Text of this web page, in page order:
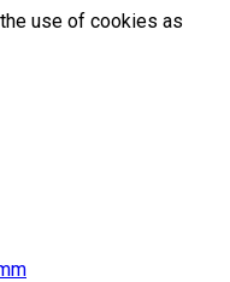
use of cookies as